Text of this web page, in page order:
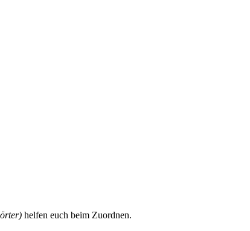
helfen euch beim Zuordnen.